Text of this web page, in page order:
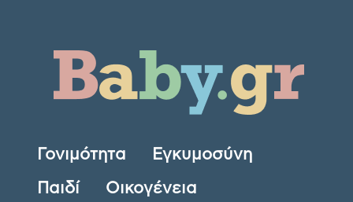
Γονιμότητα Εγκυμοσύνη
Παιδί Οικογένεια